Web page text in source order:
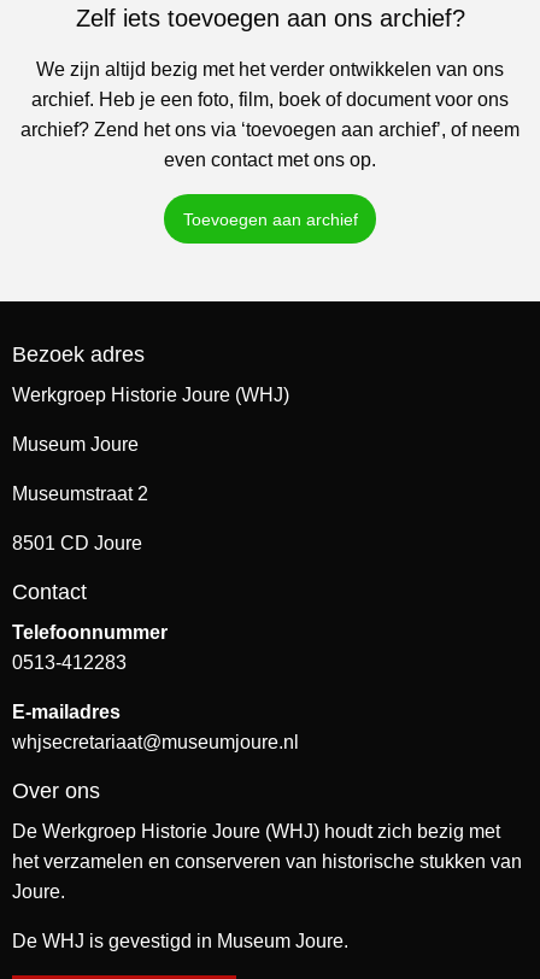
Zelf iets toevoegen aan ons archief?
We zijn altijd bezig met het verder ontwikkelen van ons
archief. Heb je een foto, film, boek of document voor ons
archief? Zend het ons via ‘toevoegen aan archief’, of neem
even contact met ons op.
Toevoegen aan archief
Bezoek adres
Werkgroep Historie Joure (WHJ)
Museum Joure
Museumstraat 2
8501 CD Joure
Contact
Telefoonnummer
0513-412283
E-mailadres
whjsecretariaat@museumjoure.nl
Over ons
De Werkgroep Historie Joure (WHJ) houdt zich bezig met
het verzamelen en conserveren van historische stukken van
Joure.
De WHJ is gevestigd in Museum Joure.